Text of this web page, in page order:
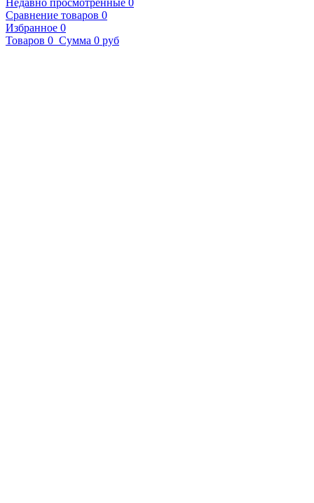
Сравнение товаров 0
Избранное 0
Товаров 0 Сумма 0 руб